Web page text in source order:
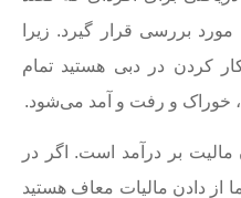
بررسی قرار گیرد. زیرا
کردن در دبی هستید تمام
خوراک و رفت و آمد می‌شود.
مالیت بر درآمد است. اگر در
دادن مالیات معاف هستید